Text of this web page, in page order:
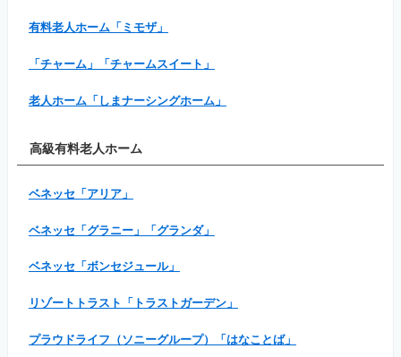
有料老人ホーム「ミモザ」
「チャーム」「チャームスイート」
老人ホーム「しまナーシングホーム」
高級有料老人ホーム
ベネッセ「アリア」
ベネッセ「グラニー」「グランダ」
ベネッセ「ボンセジュール」
リゾートトラスト「トラストガーデン」
プラウドライフ（ソニーグループ）「はなことば」